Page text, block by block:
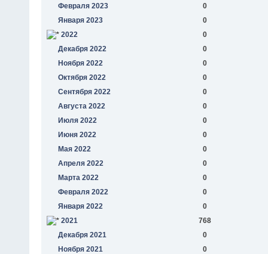
Февраля 2023
0
Января 2023
0
2022
0
Декабря 2022
0
Ноября 2022
0
Октября 2022
0
Сентября 2022
0
Августа 2022
0
Июля 2022
0
Июня 2022
0
Мая 2022
0
Апреля 2022
0
Марта 2022
0
Февраля 2022
0
Января 2022
0
2021
768
Декабря 2021
0
Ноября 2021
0